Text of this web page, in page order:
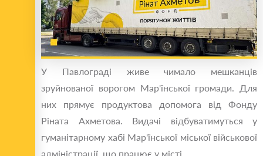
У Павлограді живе чимало мешканців
зруйнованої ворогом Мар'їнської громади. Для
них прямує продуктова допомога від Фонду
Ріната Ахметова. Видачі відбуватимуться у
гуманітарному хабі Мар'їнської міської військової
адміністрації, що працює у місті.